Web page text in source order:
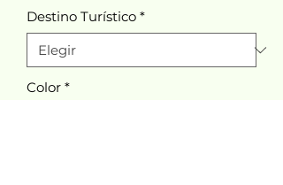
Destino Turístico *
Color *